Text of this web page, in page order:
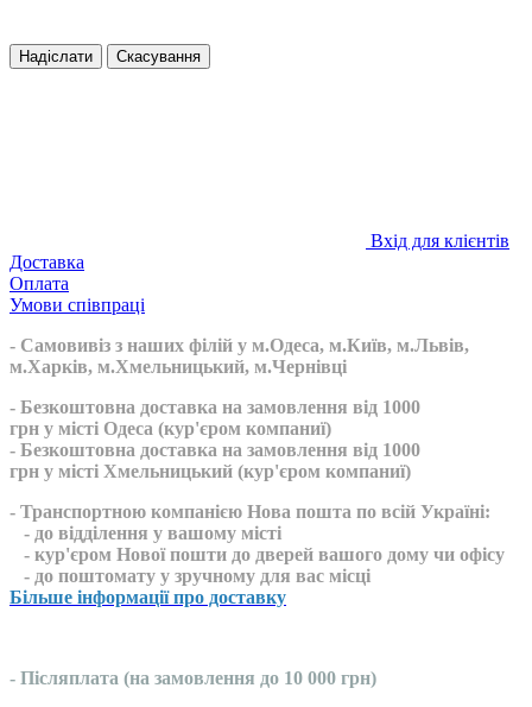
Надіслати Скасування
Вхід для клієнтів
Доставка
Оплата
Умови співпраці
- Самовивіз з наших філій у м.Одеса, м.Київ, м.Львів,
м.Харків, м.Хмельницький, м.Чернівці
- Безкоштовна доставка на замовлення від 1000
грн у місті Одеса (кур'єром компаниї)
- Безкоштовна доставка на замовлення від 1000
грн у місті Хмельницький (кур'єром компаниї)
- Транспортною компанією Нова пошта по всій Україні:
- до відділення у вашому місті
- кур'єром Нової пошти до дверей вашого дому чи офісу
- до поштомату у зручному для вас місці
Більше інформації про доставку
- Післяплата (на замовлення до 10 000 грн)